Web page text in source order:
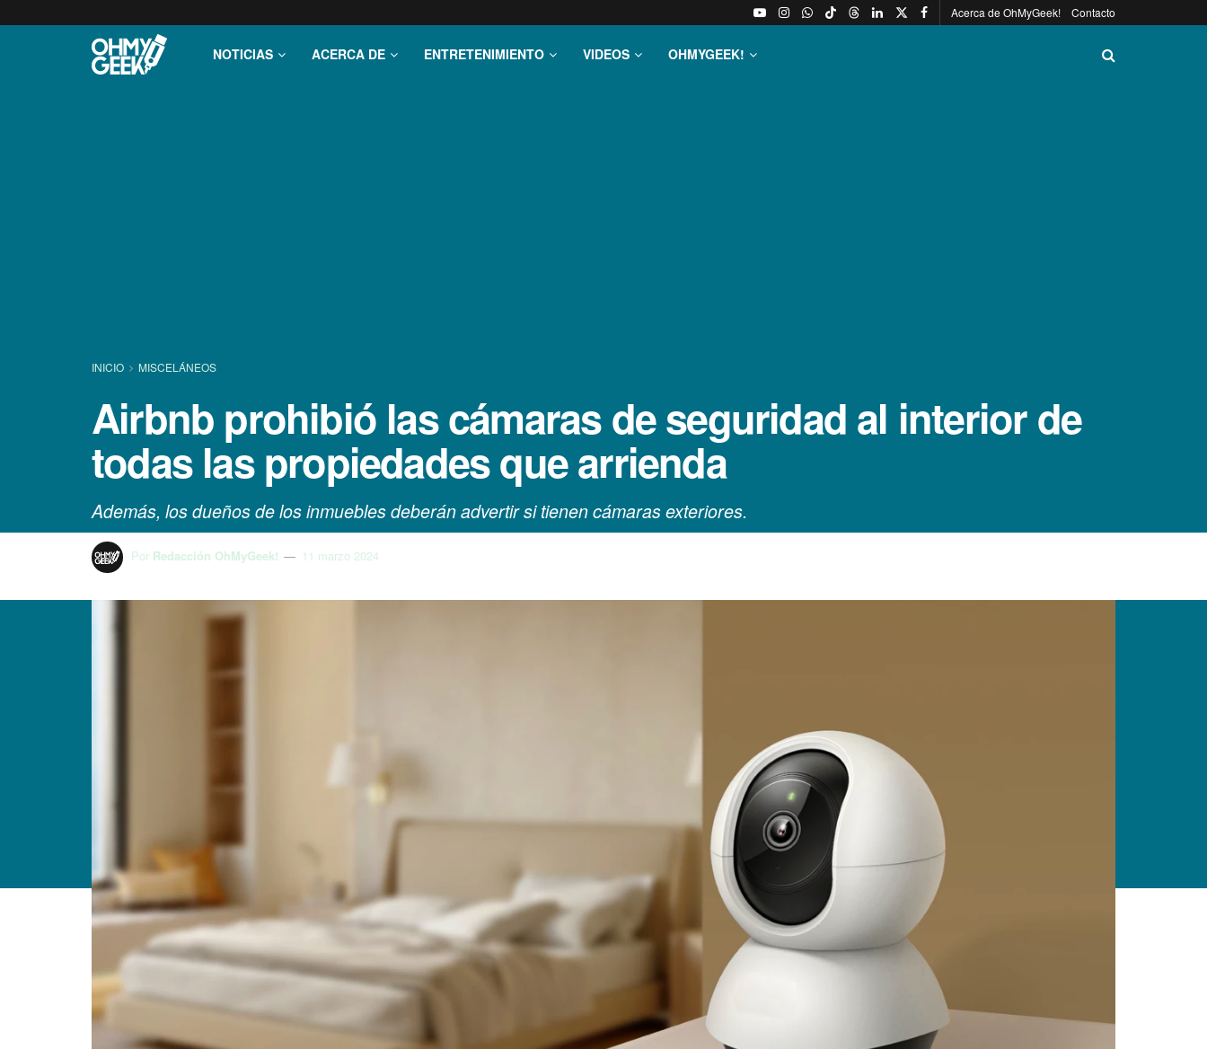
Acerca de OhMyGeek! Contacto
NOTICIAS ACERCA DE ENTRETENIMIENTO VIDEOS OHMYGEEK!
INICIO MISCELÁNEOS
Airbnb prohibió las cámaras de seguridad al interior de
todas las propiedades que arrienda
Además, los dueños de los inmuebles deberán advertir si tienen cámaras exteriores.
Por Redacción OhMyGeek! 11 marzo 2024